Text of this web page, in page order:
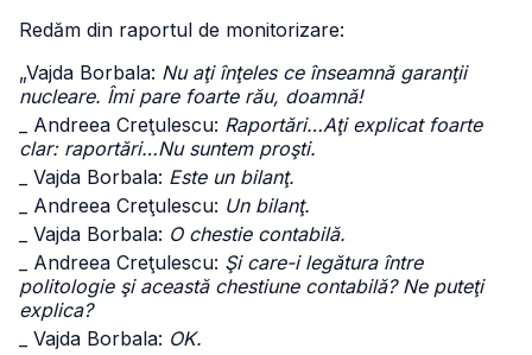
Redăm din raportul de monitorizare:
„Vajda Borbala: Nu aţi înţeles ce înseamnă garanţii
nucleare. Îmi pare foarte rău, doamnă!
_ Andreea Creţulescu: Raportări…Aţi explicat foarte
clar: raportări…Nu suntem proşti.
_ Vajda Borbala: Este un bilanţ.
_ Andreea Creţulescu: Un bilanţ.
_ Vajda Borbala: O chestie contabilă.
_ Andreea Creţulescu: Şi care-i legătura între
politologie şi această chestiune contabilă? Ne puteţi
explica?
_ Vajda Borbala: OK.